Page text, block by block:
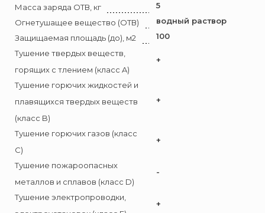
Квазар
Коруфайер
М-01.ру
Магазин 01
Магнито-Контакт
МИГ
Минипожарный
Неизвестный производитель
Пожнанотех
Полисервис
Масса заряда ОТВ, кг
5
Огнетушащее вещество (ОТВ)
водный раствор
Защищаемая площадь (до), м2
100
Тушение твердых веществ,
горящих с тлением (класс A)
+
Тушение горючих жидкостей и
плавящихся твердых веществ
(класс B)
+
Тушение горючих газов (класс
C)
+
Тушение пожароопасных
металлов и сплавов (класс D)
-
Тушение электропроводки,
+